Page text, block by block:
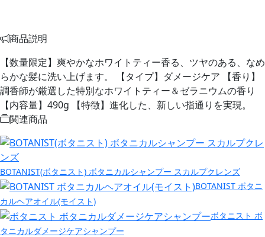
商品説明
【数量限定】爽やかなホワイトティー香る、ツヤのある、なめ
らかな髪に洗い上げます。 【タイプ】ダメージケア 【香り】
調香師が厳選した特別なホワイトティー＆ゼラニウムの香り​
【内容量】490g 【特徴】進化した、新しい指通りを実現。
関連商品
BOTANIST(ボタニスト) ボタニカルシャンプー スカルプクレンズ
BOTANIST ボタニ
カルヘアオイル(モイスト)
ボタニスト ボ
タニカルダメージケアシャンプー